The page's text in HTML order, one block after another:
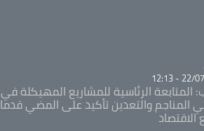
22/07/
المتابعة الرئاسية للمشاريع المهيكلة في
المناجم والتعدين تأكيد على المضي قدما
الاقتصاد